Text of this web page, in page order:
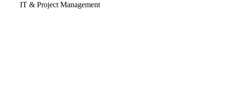
IT & Project Management